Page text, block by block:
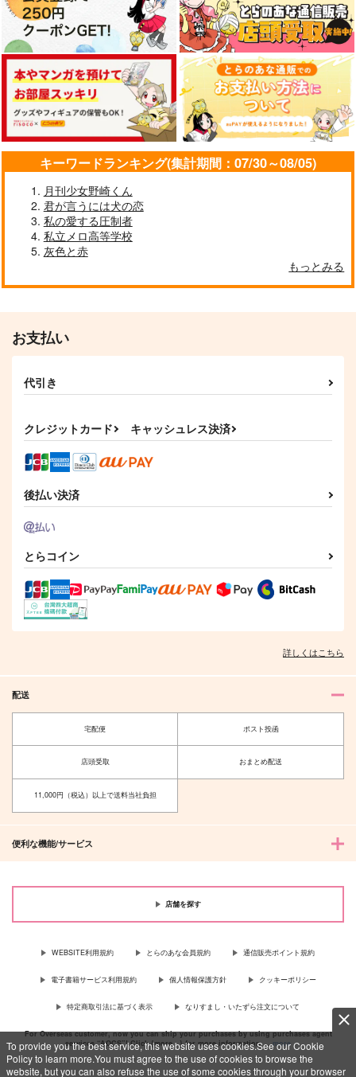
To provide you the best service, this website uses cookies.See our Cookie
Policy to learn more.You must agree to the use of cookies to browse the
website, but you can also refuse the use of some cookies through your browser
作品詳細 作品詳細 作品詳細
愛され上手は供給中
宇宙スーツ
作品詳細
今日も明日も、明後日
も。
オールキャラ
サンプル
カート
サンプル
カート
サンプル
カート
出来ないものは仕方な
ひとつぶ。
専売 660円（税込）
名探偵コナン
オールキャラ×女夢主
サンプル
三度寝
専売 787円（税込）
ねこおじ～はるうらら
～
ENNEAD
ちゃん2
週末
876円（税込）
鬼滅の刃 オールキャラ
キーワードランキング(集計期間：07/30～08/05)
月刊少女野崎くん
君が言うには犬の恋
私の愛する圧制者
私立メロ高等学校
灰色と赤
もっとみる
お支払い
代引き
クレジットカード キャッシュレス決済
後払い決済
とらコイン
詳しくはこちら
配送
宅配便 ポスト投函
店頭受取 おまとめ配送
11,000円（税込）以上で送料当社負担
便利な機能/サービス
店舗を探す
WEBSITE利用規約 とらのあな会員規約 通信販売ポイント規約
電子書籍サービス利用規約 個人情報保護方針 クッキーポリシー
特定商取引法に基づく表示 なりすまし・いたずら注文について
For Overseas customer, now you can ship your purchases by using purchases agent
services “AOCS”! Click {more…} for more information …more